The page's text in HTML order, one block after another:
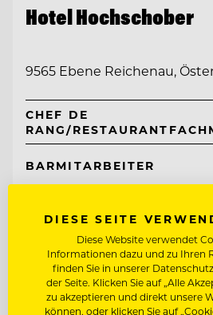
Hotel Hochschober
9565 Ebene Reichenau,
CHEF DE
RANG/
BARMITARBEITER
Entdecke alle Jobs
DIESE SEITE
Diese Website verwendet
Informationen dazu und zu Ihren
finden Sie in unserer
der Seite. Klicken Sie auf „Alle
zu akzeptieren und direkt unsere
können, oder klicken Sie auf